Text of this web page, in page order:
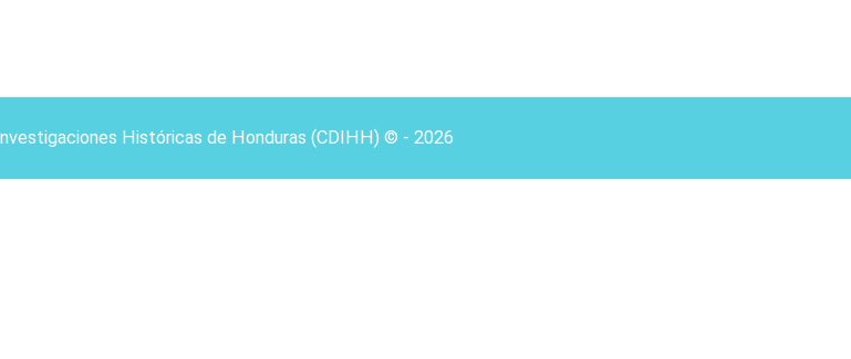
Históricas de Honduras (CDIHH) © - 2026